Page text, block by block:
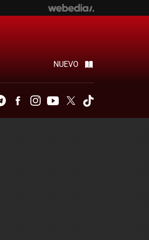
NUEVO
TelegramFacebookInstagramYoutubeTwitter